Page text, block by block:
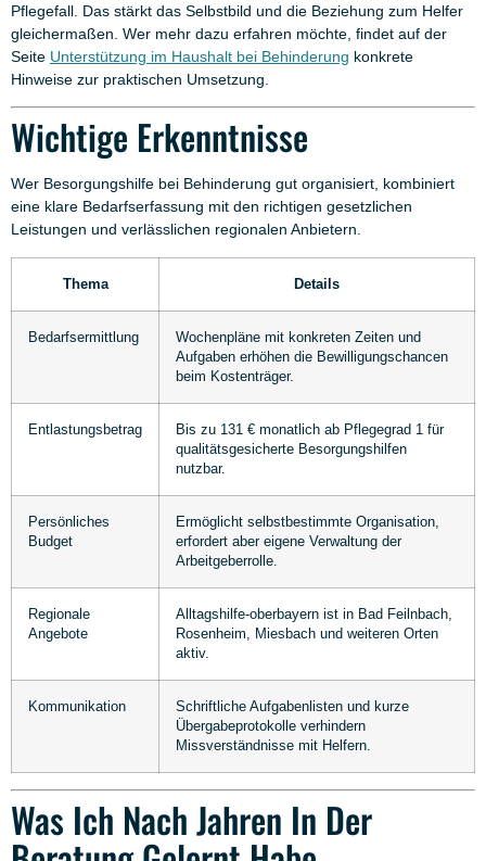
Pflegefall. Das stärkt das Selbstbild und die Beziehung zum Helfer
gleichermaßen. Wer mehr dazu erfahren möchte, findet auf der
Seite Unterstützung im Haushalt bei Behinderung konkrete
Hinweise zur praktischen Umsetzung.
Wichtige Erkenntnisse
Wer Besorgungshilfe bei Behinderung gut organisiert, kombiniert
eine klare Bedarfserfassung mit den richtigen gesetzlichen
Leistungen und verlässlichen regionalen Anbietern.
Thema Details
Bedarfsermittlung
Wochenpläne mit konkreten Zeiten und
Aufgaben erhöhen die Bewilligungschancen
beim Kostenträger.
Entlastungsbetrag
Bis zu 131 € monatlich ab Pflegegrad 1 für
qualitätsgesicherte Besorgungshilfen
nutzbar.
Persönliches
Budget
Ermöglicht selbstbestimmte Organisation,
erfordert aber eigene Verwaltung der
Arbeitgeberrolle.
Regionale
Angebote
Alltagshilfe-oberbayern ist in Bad Feilnbach,
Rosenheim, Miesbach und weiteren Orten
aktiv.
Kommunikation
Schriftliche Aufgabenlisten und kurze
Übergabeprotokolle verhindern
Missverständnisse mit Helfern.
Was Ich Nach Jahren In Der